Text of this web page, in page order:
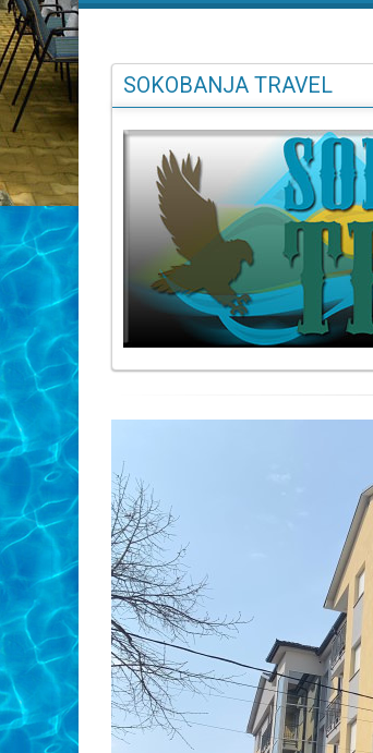
SOKOBANJA TRAVEL